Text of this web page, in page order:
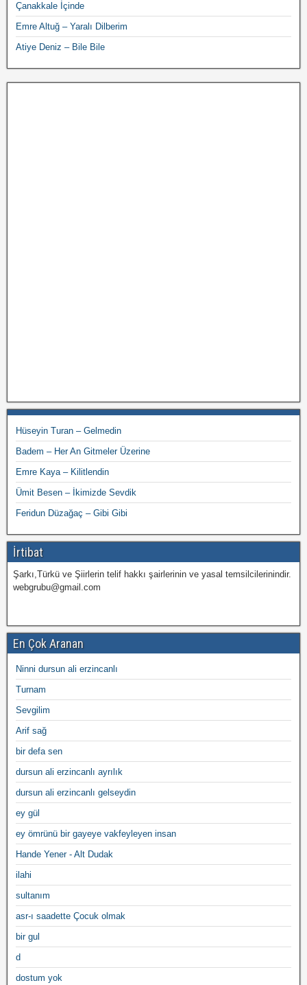
Çanakkale İçinde
Emre Altuğ – Yaralı Dilberim
Atiye Deniz – Bile Bile
Hüseyin Turan – Gelmedin
Badem – Her An Gitmeler Üzerine
Emre Kaya – Kilitlendin
Ümit Besen – İkimizde Sevdik
Feridun Düzağaç – Gibi Gibi
İrtibat
Şarkı,Türkü ve Şiirlerin telif hakkı şairlerinin ve yasal temsilcilerinindir.
webgrubu@gmail.com
En Çok Aranan
Ninni dursun ali erzincanlı
Turnam
Sevgilim
Arif sağ
bir defa sen
dursun ali erzincanlı ayrılık
dursun ali erzincanlı gelseydin
ey gül
ey ömrünü bir gayeye vakfeyleyen insan
Hande Yener - Alt Dudak
ilahi
sultanım
asr-ı saadette Çocuk olmak
bir gul
d
dostum yok